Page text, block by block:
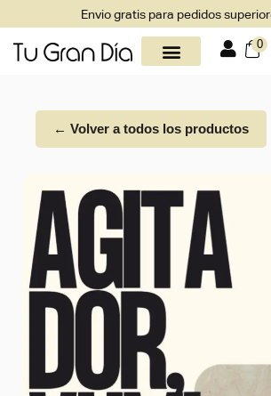
Envio gratis para pedidos
0
← Volver a todos los productos